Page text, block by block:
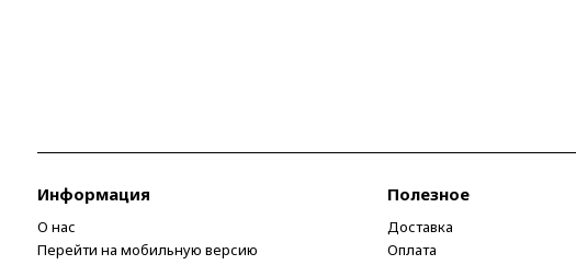
Информация
О нас
Перейти на мобильную версию
Полезное
Доставка
Оплата